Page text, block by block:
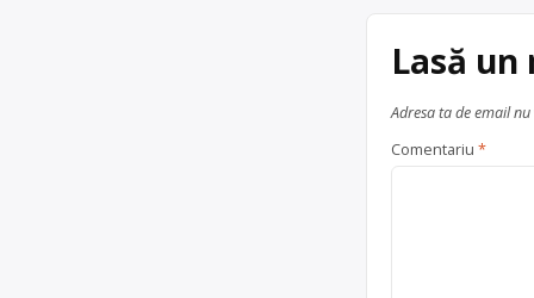
Lasă un
Adresa ta de email
Comentariu *